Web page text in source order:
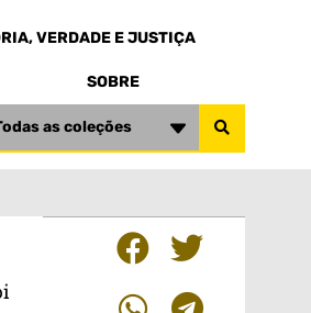
VERDADE E JUSTIÇA
SOBRE
as coleções